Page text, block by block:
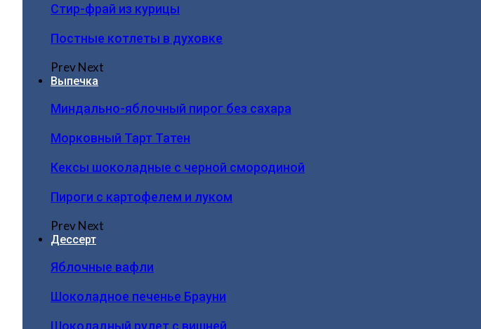
Стир-фрай из курицы
Постные котлеты в духовке
PrevNext
Выпечка
Миндально-яблочный пирог без сахара
Морковный Тарт Татен
Кексы шоколадные с черной смородиной
Пироги c картофелем и луком
PrevNext
Дессерт
Яблочные вафли
Шоколадное печенье Брауни
Шоколадный рулет с вишней